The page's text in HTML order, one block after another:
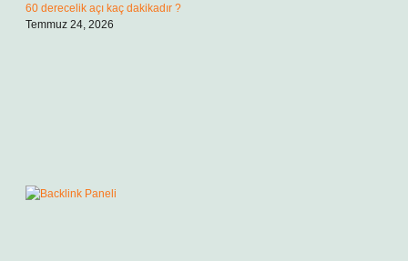
60 derecelik açı kaç dakikadır ?
Temmuz 24, 2026